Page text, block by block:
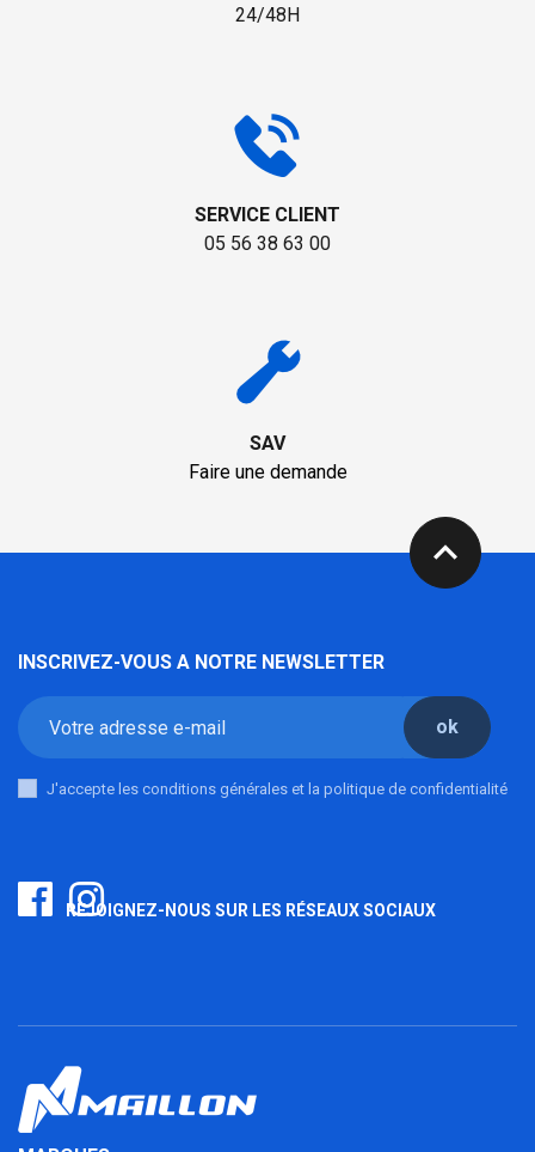
24/48H
SERVICE CLIENT
05 56 38 63 00
SAV
Faire une demande
expand_less
INSCRIVEZ-VOUS A NOTRE NEWSLETTER
ok
J'accepte les conditions générales et la politique de confidentialité
REJOIGNEZ-NOUS SUR LES RÉSEAUX SOCIAUX